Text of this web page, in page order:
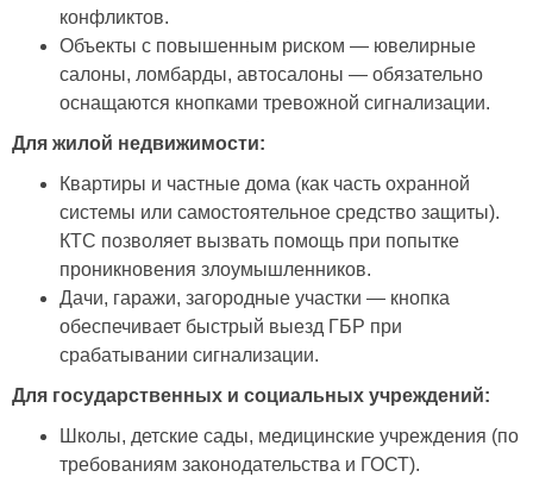
конфликтов.
Объекты с повышенным риском — ювелирные
салоны, ломбарды, автосалоны — обязательно
оснащаются кнопками тревожной сигнализации.
Для жилой недвижимости:
Квартиры и частные дома (как часть охранной
системы или самостоятельное средство защиты).
КТС позволяет вызвать помощь при попытке
проникновения злоумышленников.
Дачи, гаражи, загородные участки — кнопка
обеспечивает быстрый выезд ГБР при
срабатывании сигнализации.
Для государственных и социальных учреждений:
Школы, детские сады, медицинские учреждения (по
требованиям законодательства и ГОСТ).